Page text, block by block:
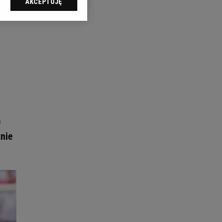
sp. z o.o., jej
swoje preferencje